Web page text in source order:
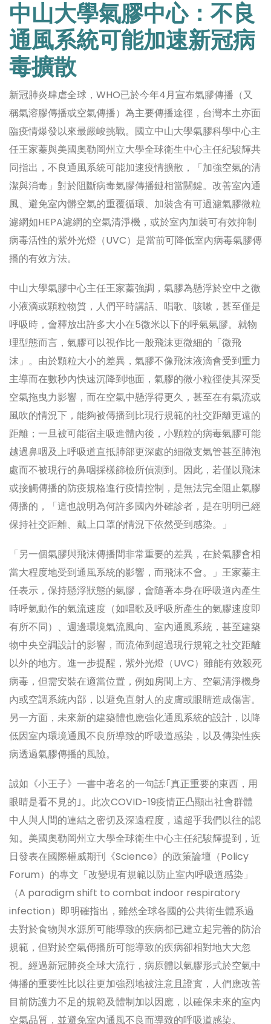
中山大學氣膠中心：不良
通風系統可能加速新冠病
毒擴散
新冠肺炎肆虐全球，WHO已於今年4月宣布氣膠傳播（又
稱氣溶膠傳播或空氣傳播）為主要傳播途徑，台灣本土亦面
臨疫情爆發以來最嚴峻挑戰。國立中山大學氣膠科學中心主
任王家蓁與美國奧勒岡州立大學全球衛生中心主任紀駿輝共
同指出，不良通風系統可能加速疫情擴散，「加強空氣的清
潔與消毒」對於阻斷病毒氣膠傳播鏈相當關鍵。改善室內通
風、避免室內髒空氣的重覆循環、加裝含有可過濾氣膠微粒
濾網如HEPA濾網的空氣清淨機，或於室內加裝可有效抑制
病毒活性的紫外光燈（UVC）是當前可降低室內病毒氣膠傳
播的有效方法。
中山大學氣膠中心主任王家蓁強調，氣膠為懸浮於空中之微
小液滴或顆粒物質，人們平時講話、唱歌、咳嗽，甚至僅是
呼吸時，會釋放出許多大小在5微米以下的呼氣氣膠。就物
理型態而言，氣膠可以視作比一般飛沫更微細的「微飛
沫」。由於顆粒大小的差異，氣膠不像飛沫液滴會受到重力
主導而在數秒內快速沉降到地面，氣膠的微小粒徑使其深受
空氣拖曳力影響，而在空氣中懸浮得更久，甚至在有氣流或
風吹的情況下，能夠被傳播到比現行規範的社交距離更遠的
距離；一旦被可能宿主吸進體內後，小顆粒的病毒氣膠可能
越過鼻咽及上呼吸道直抵肺部更深處的細微支氣管甚至肺泡
處而不被現行的鼻咽採樣篩檢所偵測到。因此，若僅以飛沫
或接觸傳播的防疫規格進行疫情控制，是無法完全阻止氣膠
傳播的，「這也說明為何許多國內外確診者，是在明明已經
保持社交距離、戴上口罩的情況下依然受到感染。」
「另一個氣膠與飛沫傳播間非常重要的差異，在於氣膠會相
當大程度地受到通風系統的影響，而飛沫不會。」王家蓁主
任表示，保持懸浮狀態的氣膠，會隨著本身在呼吸道內產生
時呼氣動作的氣流速度（如唱歌及呼吸所產生的氣膠速度即
有所不同）、週邊環境氣流風向、室內通風系統，甚至建築
物中央空調設計的影響，而流佈到超過現行規範之社交距離
以外的地方。進一步提醒，紫外光燈（UVC）雖能有效殺死
病毒，但需安裝在適當位置，例如房間上方、空氣清淨機身
內或空調系統內部，以避免直射人的皮膚或眼睛造成傷害。
另一方面，未來新的建築體也應強化通風系統的設計，以降
低因室內環境通風不良所導致的呼吸道感染，以及傳染性疾
病透過氣膠傳播的風險。
誠如《小王子》一書中著名的一句話:｢真正重要的東西，用
眼睛是看不見的｣。此次COVID-19疫情正凸顯出社會群體
中人與人間的連結之密切及深遠程度，遠超乎我們以往的認
知。美國奧勒岡州立大學全球衛生中心主任紀駿輝提到，近
日發表在國際權威期刊《Science》的政策論壇（Policy
Forum）的專文「改變現有規範以防止室內呼吸道感染」
（A paradigm shift to combat indoor respiratory
infection）即明確指出，雖然全球各國的公共衛生體系過
去對於食物與水源所可能導致的疾病都已建立起完善的防治
規範，但對於空氣傳播所可能導致的疾病卻相對地大大忽
視。經過新冠肺炎全球大流行，病原體以氣膠形式於空氣中
傳播的重要性比以往更加強烈地被注意且證實，人們應改善
目前防護力不足的規範及體制加以因應，以確保未來的室內
空氣品質，並避免室內通風不良而導致的呼吸道感染。